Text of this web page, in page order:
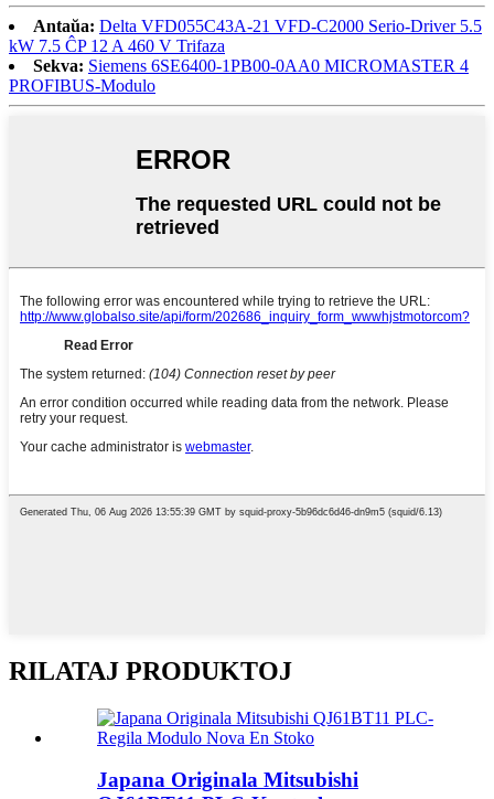
Antaŭa: Delta VFD055C43A-21 VFD-C2000 Serio-Driver 5.5
kW 7.5 ĈP 12 A 460 V Trifaza
Sekva: Siemens 6SE6400-1PB00-0AA0 MICROMASTER 4
PROFIBUS-Modulo
RILATAJ PRODUKTOJ
Japana Originala Mitsubishi